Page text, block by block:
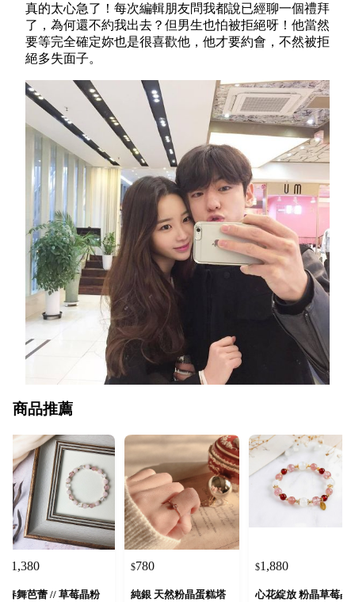
真的太心急了！每次編輯朋友問我都說已經聊一個禮拜
了，為何還不約我出去？但男生也怕被拒絕呀！他當然
要等完全確定妳也是很喜歡他，他才要約會，不然被拒
絕多失面子。
商品推薦
1,380
春舞芭蕾 // 草莓晶粉
$780
純銀 天然粉晶蛋糕塔
$1,880
心花綻放 粉晶草莓晶